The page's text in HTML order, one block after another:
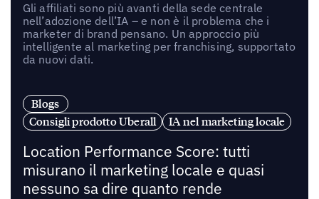
Gli affiliati sono più avanti della sede centrale
nell’adozione dell’IA – e non è il problema che i
marketer di brand pensano. Un approccio più
intelligente al marketing per franchising, supportato
da nuovi dati.
Blogs
Consigli prodotto Uberall
IA nel marketing locale
Location Performance Score: tutti
misurano il marketing locale e quasi
nessuno sa dire quanto rende